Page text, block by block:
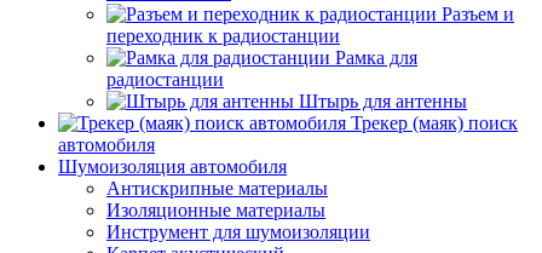
Разъем и
переходник к радиостанции
Рамка для
радиостанции
Штырь для антенны
Трекер (маяк) поиск
автомобиля
Шумоизоляция автомобиля
Антискрипные материалы
Изоляционные материалы
Инструмент для шумоизоляции